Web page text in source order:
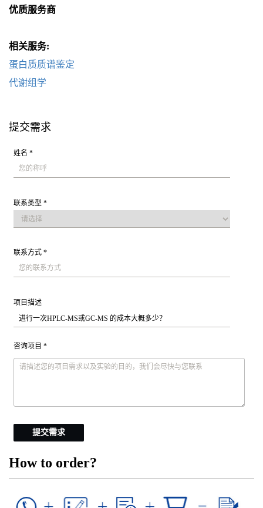
优质服务商
相关服务:
蛋白质质谱鉴定
代谢组学
提交需求
姓名 *
联系类型 *
联系方式 *
项目描述
咨询项目 *
提交需求
How to order?